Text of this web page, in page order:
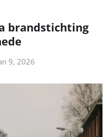
brandstichting
9, 2026